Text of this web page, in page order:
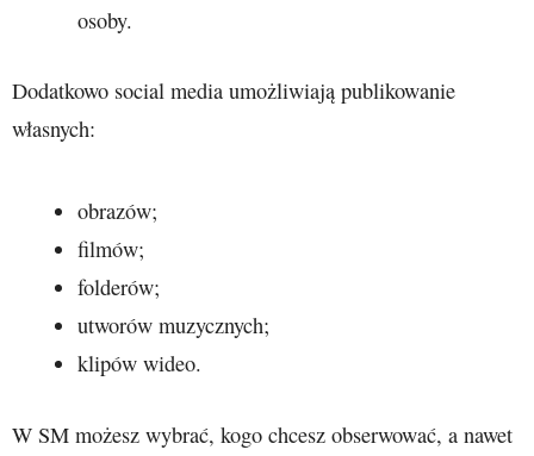
osoby.
Dodatkowo social media umożliwiają publikowanie
własnych:
obrazów;
filmów;
folderów;
utworów muzycznych;
klipów wideo.
W SM możesz wybrać, kogo chcesz obserwować, a nawet